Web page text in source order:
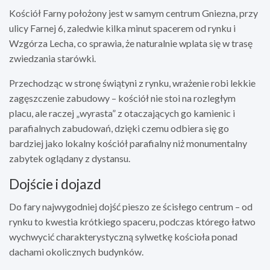
Kościół Farny położony jest w samym centrum Gniezna, przy
ulicy Farnej 6, zaledwie kilka minut spacerem od rynku i
Wzgórza Lecha, co sprawia, że naturalnie wplata się w trasę
zwiedzania starówki.
Przechodząc w stronę świątyni z rynku, wrażenie robi lekkie
zagęszczenie zabudowy – kościół nie stoi na rozległym
placu, ale raczej „wyrasta” z otaczających go kamienic i
parafialnych zabudowań, dzięki czemu odbiera się go
bardziej jako lokalny kościół parafialny niż monumentalny
zabytek oglądany z dystansu.
Dojście i dojazd
Do fary najwygodniej dojść pieszo ze ścisłego centrum – od
rynku to kwestia krótkiego spaceru, podczas którego łatwo
wychwycić charakterystyczną sylwetkę kościoła ponad
dachami okolicznych budynków.